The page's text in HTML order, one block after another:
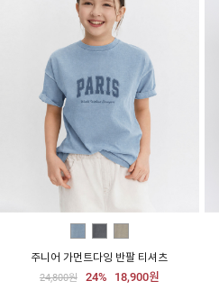
주니어 가먼트다잉 반팔 티셔츠
24,800원 24% 18,900원